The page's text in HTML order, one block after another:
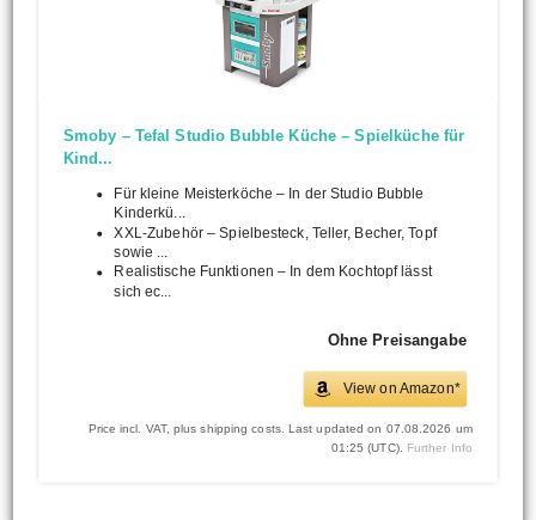
Smoby – Tefal Studio Bubble Küche – Spielküche für
Kind...
Für kleine Meisterköche – In der Studio Bubble
Kinderkü...
XXL-Zubehör – Spielbesteck, Teller, Becher, Topf
sowie ...
Realistische Funktionen – In dem Kochtopf lässt
sich ec...
Ohne Preisangabe
View on Amazon*
Price incl. VAT, plus shipping costs. Last updated on 07.08.2026 um
01:25 (UTC). Further Info